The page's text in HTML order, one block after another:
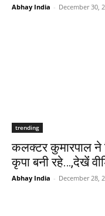
Abhay India - December 30,
trending
कलक्‍टर कुमारपाल ने
कृपा बनी रहे…,देखेंं
Abhay India - December 28,